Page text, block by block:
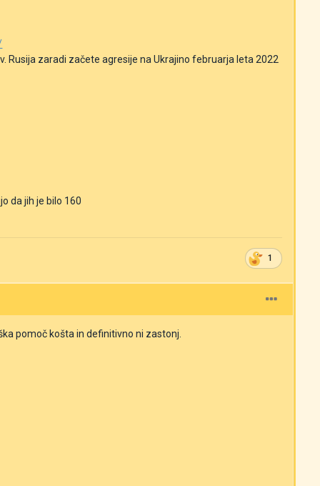
Rusija zaradi začete agresije na Ukrajino februarja leta 2022
da jih je bilo 160
1
pomoč košta in definitivno ni zastonj.